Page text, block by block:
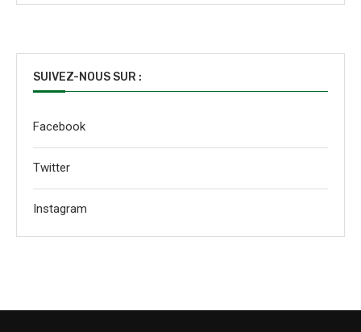
SUIVEZ-NOUS SUR :
Facebook
Twitter
Instagram